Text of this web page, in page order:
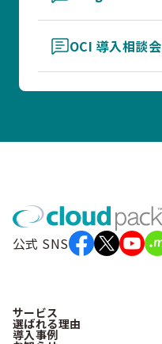
OCI 導入相談会
公式 SNS
サービス
選ばれる理由
導入事例